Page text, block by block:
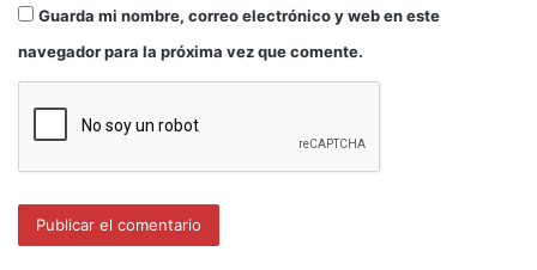
Guarda mi nombre, correo electrónico y web en este
navegador para la próxima vez que comente.